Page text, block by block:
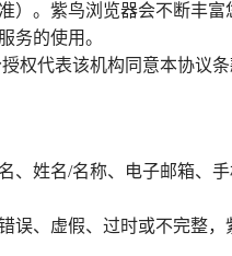
。紫鸟浏览器会不断丰
务的使用。
代表该机构同意本协议
姓名/名称、电子邮箱、
、虚假、过时或不完整